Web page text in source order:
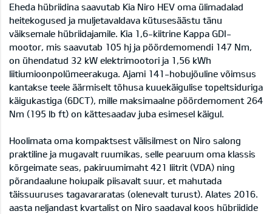
Eheda hübriidina saavutab Kia Niro HEV oma ülimadalad
heitekogused ja muljetavaldava kütusesäästu tänu
väiksemale hübriidajamile. Kia 1,6-kiitrine Kappa GDI-
mootor, mis saavutab 105 hj ja pöördemomendi 147 Nm,
on ühendatud 32 kW elektrimootori ja 1,56 kWh
liitiumioonpolümeerakuga. Ajami 141-hobujõuline võimsus
kantakse teele äärmiselt tõhusa kuuekäigulise topeltsiduriga
käigukastiga (6DCT), mille maksimaalne pöördemoment 264
Nm (195 lb ft) on kättesaadav juba esimesel käigul.
Hoolimata oma kompaktsest välisilmest on Niro salong
praktiline ja mugavalt ruumikas, selle pearuum oma klassis
kõrgeimate seas, pakiruumimaht 421 liitrit (VDA) ning
põrandaalune hoiupaik piisavalt suur, et mahutada
täissuuruses tagavararatas (olenevalt turust). Alates 2016.
aasta neljandast kvartalist on Niro saadaval koos hübriidide